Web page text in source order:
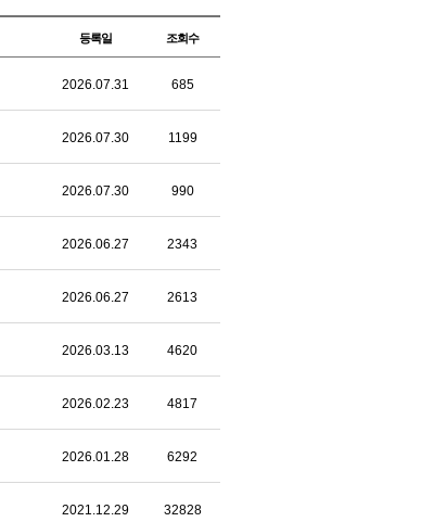
등록일 조회수
2026.07.31 685
2026.07.30 1199
2026.07.30 990
2026.06.27 2343
2026.06.27 2613
2026.03.13 4620
2026.02.23 4817
2026.01.28 6292
2021.12.29 32828